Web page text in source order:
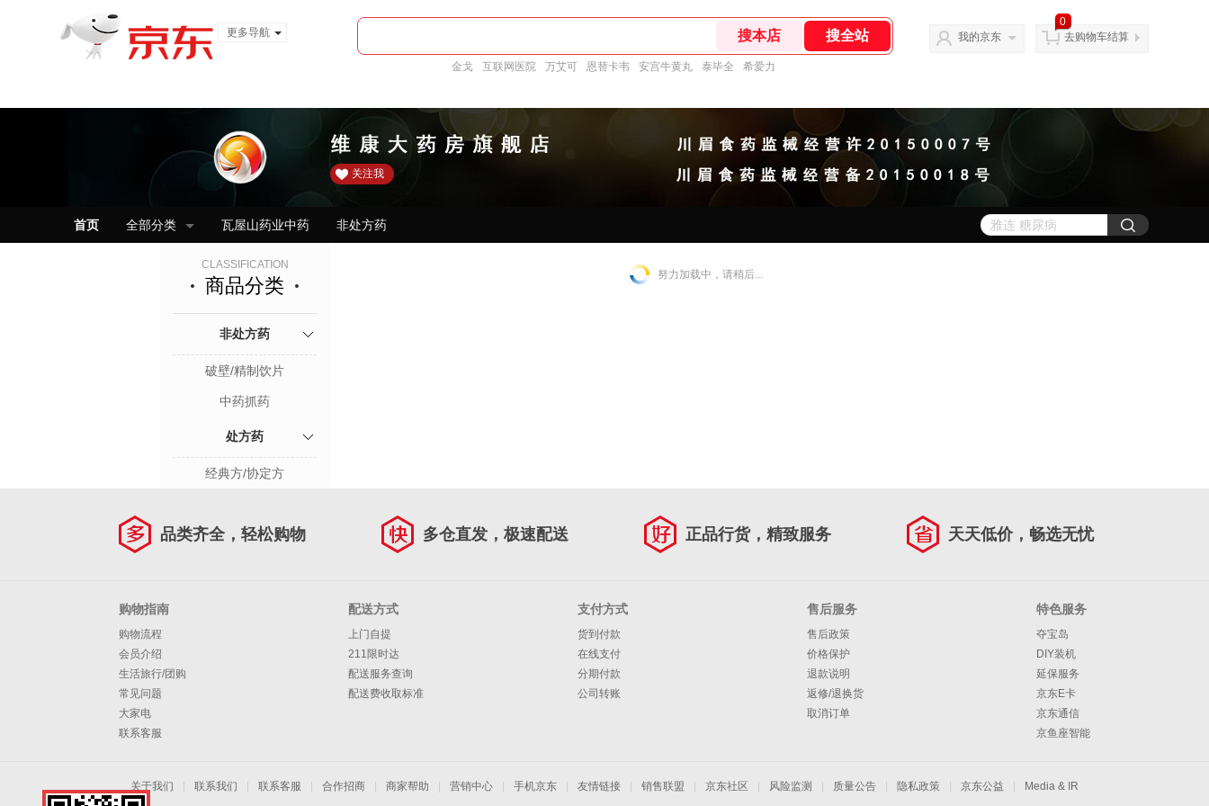
更多导航
金戈 互联网医院 万艾可 恩替卡韦 安宫牛黄丸 泰毕全 希爱力
我的京东
0
去购物车结算
关注我
首页 全部分类 瓦屋山药业中药 非处方药
CLASSIFICATION
商品分类
非处方药
破壁/精制饮片
中药抓药
处方药
经典方/协定方
努力加载中，请稍后...
品类齐全，轻松购物 多仓直发，极速配送 正品行货，精致服务 天天低价，畅选无忧
购物指南
购物流程
会员介绍
生活旅行/团购
常见问题
大家电
联系客服
配送方式
上门自提
211限时达
配送服务查询
配送费收取标准
支付方式
货到付款
在线支付
分期付款
公司转账
售后服务
售后政策
价格保护
退款说明
返修/退换货
取消订单
特色服务
夺宝岛
DIY装机
延保服务
京东E卡
京东通信
京鱼座智能
关于我们 联系我们 联系客服 合作招商 商家帮助 营销中心 手机京东 友情链接 销售联盟 京东社区 风险监测 质量公告 隐私政策 京东公益 Media & IR